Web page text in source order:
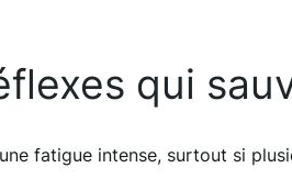
qui
fatigue intense, surtout si